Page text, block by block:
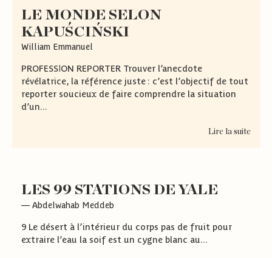
LE MONDE SELON
KAPUŚCIŃSKI
William Emmanuel
PROFESSION REPORTER Trouver l’anecdote
révélatrice, la référence juste : c’est l’objectif de tout
reporter soucieux de faire comprendre la situation
d’un...
Lire la suite
LES 99 STATIONS DE YALE
— Abdelwahab Meddeb
9 Le désert à l’intérieur du corps pas de fruit pour
extraire l’eau la soif est un cygne blanc au...